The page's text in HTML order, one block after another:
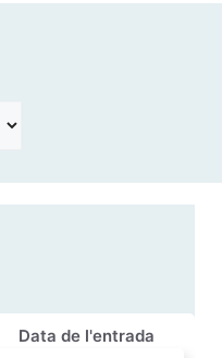
Data de l'entrada